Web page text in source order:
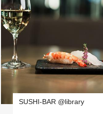
SUSHI-BAR @library